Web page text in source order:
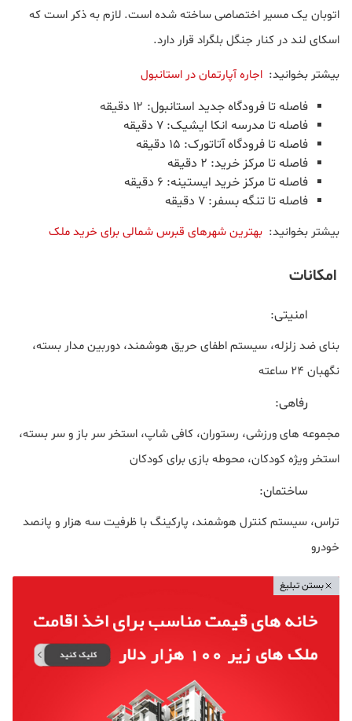
اتوبان یک مسیر اختصاصی ساخته شده است. لازم به ذکر است که
اسکای لند در کنار جنگل بلگراد قرار دارد.
بیشتر بخوانید: اجاره آپارتمان در استانبول
فاصله تا فرودگاه جدید استانبول: ۱۲ دقیقه
فاصله تا مدرسه انکا ایشیک: ۷ دقیقه
فاصله تا فرودگاه آتاتورک: ۱۵ دقیقه
فاصله تا مرکز خرید: ۲ دقیقه
فاصله تا مرکز خرید ایستینه: ۶ دقیقه
فاصله تا تنگه بسفر: ۷ دقیقه
بیشتر بخوانید: بهترین شهرهای قبرس شمالی برای خرید ملک
امکانات
امنیتی:
بنای ضد زلزله، سیستم اطفای حریق هوشمند، دوربین مدار بسته،
نگهبان 24 ساعته
رفاهی:
مجموعه های ورزشی، رستوران، کافی شاپ، استخر سر باز و سر بسته،
استخر ویژه کودکان، محوطه بازی برای کودکان
ساختمان:
تراس، سیستم کنترل هوشمند، پارکینگ با ظرفیت سه هزار و پانصد
خودرو
بستن تبلیغ